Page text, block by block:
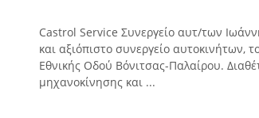
Castrol Service Συνεργείο αυτ/των
και αξιόπιστο συνεργείο αυτοκινήτων,
Εθνικής Οδού Βόνιτσας-Παλαίρου.
μηχανοκίνησης και ...